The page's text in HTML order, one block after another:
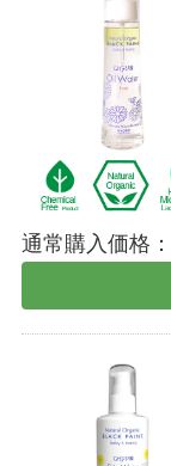
通常購入価格：